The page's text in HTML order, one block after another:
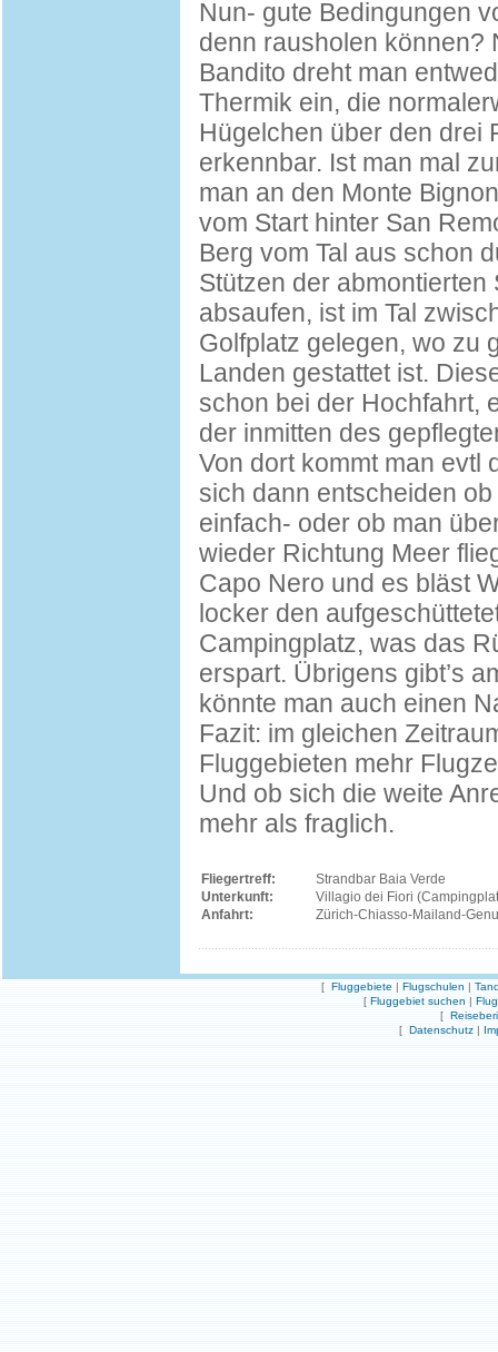
Nun- gute Bedingungen
denn rausholen können?
Bandito dreht man
Thermik ein, die
Hügelchen über den drei
erkennbar. Ist man mal
man an den Monte
vom Start hinter San
Berg vom Tal aus schon
Stützen der
absaufen, ist im Tal
Golfplatz gelegen, wo zu
Landen gestattet ist.
schon bei der Hochfahrt,
der inmitten des
Von dort kommt man evtl
sich dann entscheiden
einfach- oder ob man
wieder Richtung Meer
Capo Nero und es bläst
locker den
Campingplatz, was das
erspart. Übrigens gibt’s
könnte man auch einen
Fazit: im gleichen
Fluggebieten mehr
Und ob sich die weite
mehr als fraglich.
Fliegertreff:
Strandbar Baia Verde
Unterkunft:
Villagio dei Fiori
Anfahrt:
Zürich-Chiasso-Mailand-
[ Fluggebiete | Flugschulen |
[ Fluggebiet suchen |
[
[ Datenschutz |